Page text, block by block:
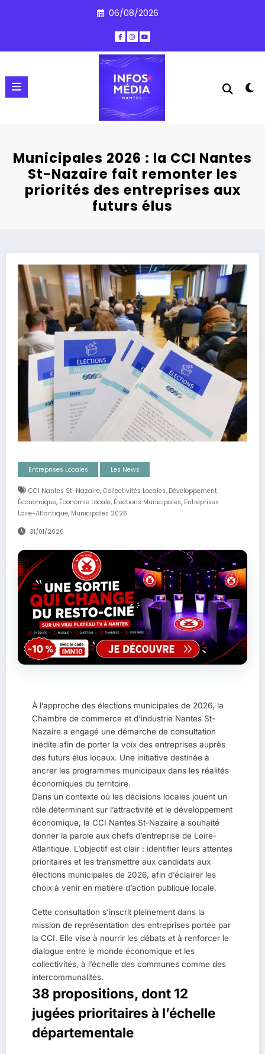
06/08/2026
Municipales 2026 : la CCI Nantes
St-Nazaire fait remonter les
priorités des entreprises aux
futurs élus
Entreprises Locales Les News
CCI Nantes St-Nazaire, Collectivités Locales, Développement
Économique, Économie Locale, Élections Municipales, Entreprises
Loire-Atlantique, Municipales 2026
31/01/2026
À l’approche des élections municipales de 2026, la
Chambre de commerce et d’industrie Nantes St-
Nazaire a engagé une démarche de consultation
inédite afin de porter la voix des entreprises auprès
des futurs élus locaux. Une initiative destinée à
ancrer les programmes municipaux dans les réalités
économiques du territoire.
Dans un contexte où les décisions locales jouent un
rôle déterminant sur l’attractivité et le développement
économique, la CCI Nantes St-Nazaire a souhaité
donner la parole aux chefs d’entreprise de Loire-
Atlantique. L’objectif est clair : identifier leurs attentes
prioritaires et les transmettre aux candidats aux
élections municipales de 2026, afin d’éclairer les
choix à venir en matière d’action publique locale.
Cette consultation s’inscrit pleinement dans la
mission de représentation des entreprises portée par
la CCI. Elle vise à nourrir les débats et à renforcer le
dialogue entre le monde économique et les
collectivités, à l’échelle des communes comme des
intercommunalités.
38 propositions, dont 12
jugées prioritaires à l’échelle
départementale